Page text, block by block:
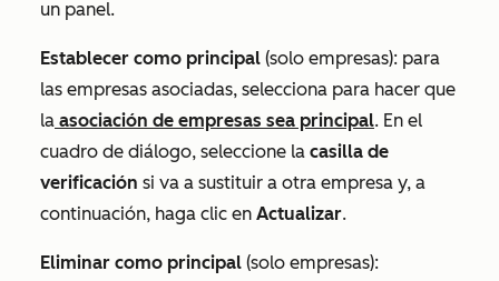
un panel.
Establecer como principal (solo empresas): para
las empresas asociadas, selecciona para hacer que
la asociación de empresas sea principal. En el
cuadro de diálogo, seleccione la casilla de
verificación si va a sustituir a otra empresa y, a
continuación, haga clic en Actualizar.
Eliminar como principal (solo empresas):